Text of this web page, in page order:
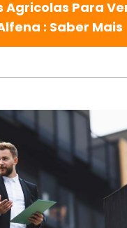
Agricolas Para
: Saber Mais